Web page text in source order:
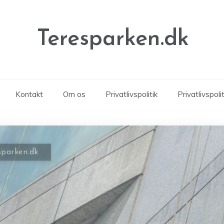
Teresparken.dk
Kontakt Om os Privatlivspolitik